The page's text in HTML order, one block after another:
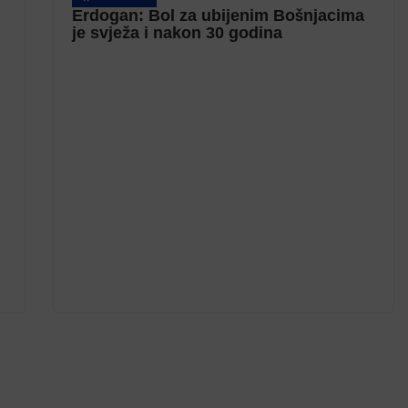
Erdogan: Bol za ubijenim Bošnjacima
je svježa i nakon 30 godina